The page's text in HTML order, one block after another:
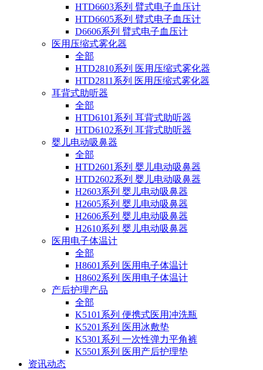
HTD6603系列 臂式电子血压计
HTD6605系列 臂式电子血压计
D6606系列 臂式电子血压计
医用压缩式雾化器
全部
HTD2810系列 医用压缩式雾化器
HTD2811系列 医用压缩式雾化器
耳背式助听器
全部
HTD6101系列 耳背式助听器
HTD6102系列 耳背式助听器
婴儿电动吸鼻器
全部
HTD2601系列 婴儿电动吸鼻器
HTD2602系列 婴儿电动吸鼻器
H2603系列 婴儿电动吸鼻器
H2605系列 婴儿电动吸鼻器
H2606系列 婴儿电动吸鼻器
H2610系列 婴儿电动吸鼻器
医用电子体温计
全部
H8601系列 医用电子体温计
H8602系列 医用电子体温计
产后护理产品
全部
K5101系列 便携式医用冲洗瓶
K5201系列 医用冰敷垫
K5301系列 一次性弹力平角裤
K5501系列 医用产后护理垫
资讯动态